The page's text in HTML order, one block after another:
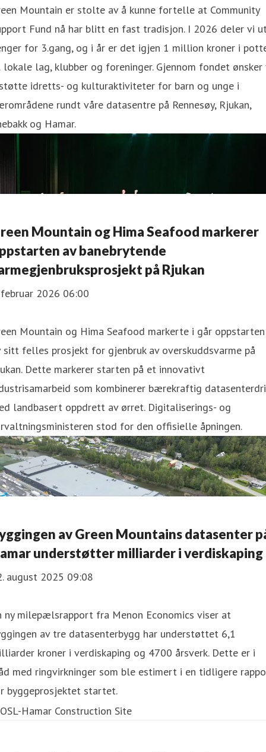
Mountain er stolte av å kunne fortelle at Community
Fund nå har blitt en fast tradisjon. I 2026 deler vi
for 3.gang, og i år er det igjen 1 million kroner i
lag, klubber og foreninger. Gjennom fondet ønsker
idretts- og kulturaktiviteter for barn og unge i
rundt våre datasentre på Rennesøy, Rjukan,
og Hamar.
Mountain og Hima Seafood markerer
av banebrytende
på Rjukan
2026 06:00
Mountain og Hima Seafood markerte i går oppstarten
sitt felles prosjekt for gjenbruk av overskuddsvarme på
Dette markerer starten på et innovativt
som kombinerer bærekraftig
landbasert oppdrett av ørret. Digitaliserings- og
stod for den offisielle åpningen.
av Green Mountains datasenter
understøtter milliarder i verdiskaping
august 2025 09:08
ny milepælsrapport fra Menon Economics viser at
av tre datasenterbygg har understøttet 6,1
kroner i verdiskaping og 4700 årsverk. Dette er i
med ringvirkninger som ble estimert i en tidligere
byggeprosjektet startet.